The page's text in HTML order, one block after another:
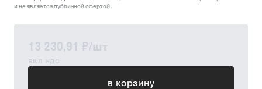
13 230,91 ₽/шт
вкл ндс
в корзину
и не является публичной офертой.